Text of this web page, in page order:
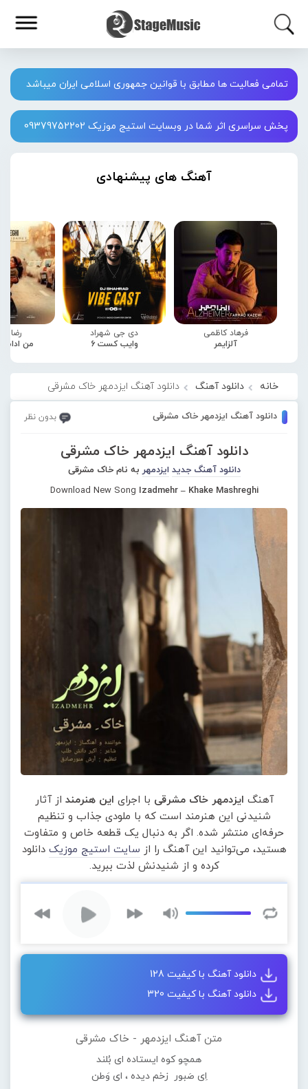
تمامی فعالیت ها مطابق با قوانین جمهوری اسلامی ایران میباشد
پخش سراسری اثر شما در وبسایت استیج موزیک 09379752202
آهنگ های پیشنهادی
فرهاد کاظمی
آلزایمر
دی جی شهراد
وایب کست 6
رضا
من
خانه دانلود آهنگ دانلود آهنگ ایزدمهر خاک مشرقی
دانلود آهنگ ایزدمهر خاک مشرقی بدون نظر
دانلود آهنگ ایزدمهر خاک مشرقی
دانلود آهنگ جدید ایزدمهر به نام خاک مشرقی
Download New Song Izadmehr – Khake Mashreghi
آهنگ ایزدمهر خاک مشرقی با اجرای این هنرمند از آثار
شنیدنی این هنرمند است که با ملودی جذاب و تنظیم
حرفه‌ای منتشر شده. اگر به دنبال یک قطعه خاص و متفاوت
هستید، می‌توانید این آهنگ را از سایت استیج موزیک دانلود
کرده و از شنیدنش لذت ببرید.
دانلود آهنگ با کیفیت 128
دانلود آهنگ با کیفیت 320
متن آهنگ ایزدمهر - خاک مشرقی
همچو کوه ایستاده ای بُلند
اِی صَبور زخم دیده ، ای وَطن